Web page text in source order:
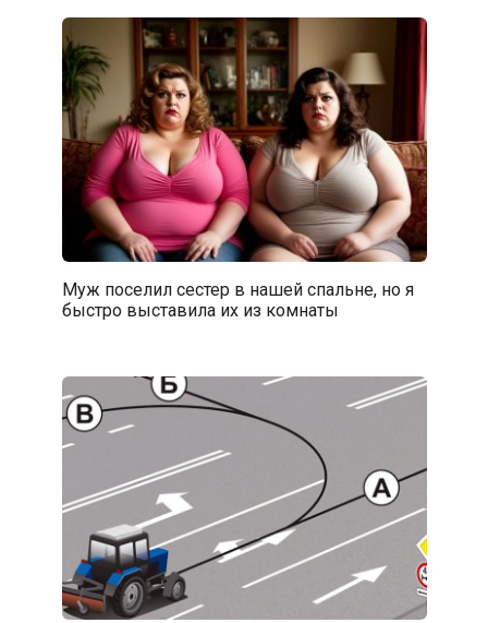
Муж поселил сестер в нашей спальне, но я
быстро выставила их из комнаты